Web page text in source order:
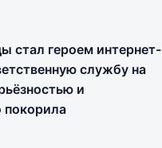
стал героем интернет-
службу на
и
покорила